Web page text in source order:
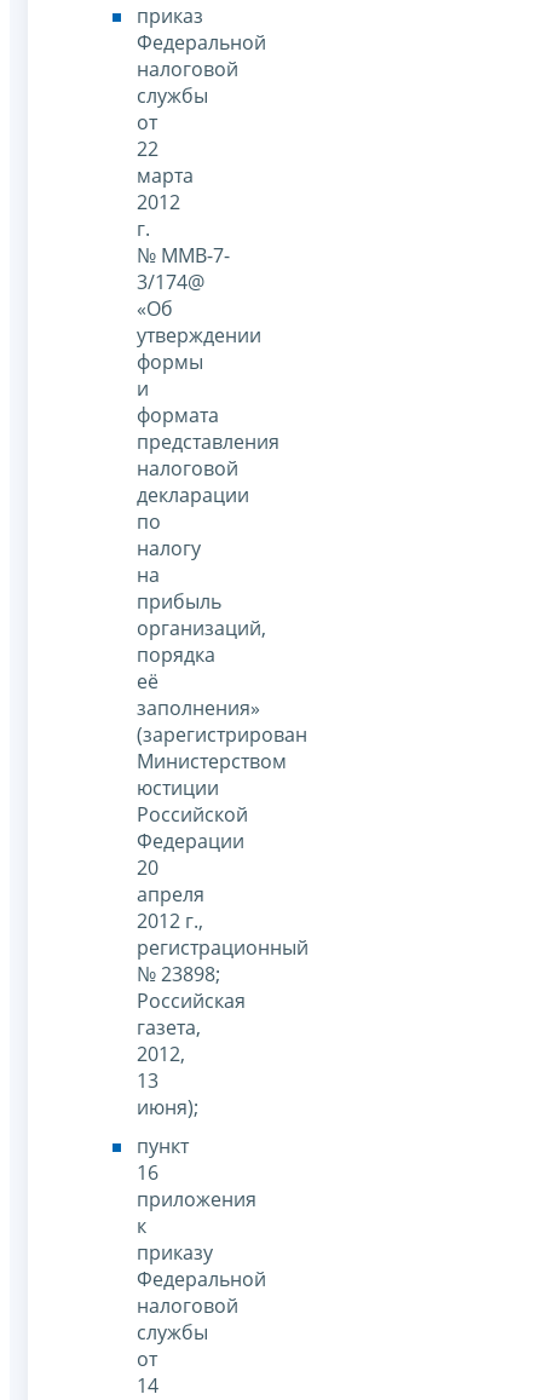
приказ
Федеральной
налоговой
службы
от
22
марта
2012
г.
№ ММВ-7-
3/174@
«Об
утверждении
формы
и
формата
представления
налоговой
декларации
по
налогу
на
прибыль
организаций,
порядка
её
заполнения»
(зарегистрирован
Министерством
юстиции
Российской
Федерации
20
апреля
2012 г.,
регистрационный
№ 23898;
Российская
газета,
2012,
13
июня);
пункт
16
приложения
к
приказу
Федеральной
налоговой
службы
от
14